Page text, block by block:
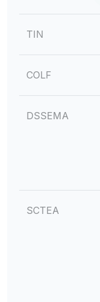
TIN
COLF
DSSEMA
SCTEA